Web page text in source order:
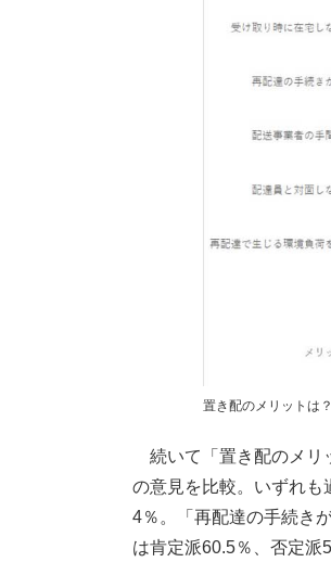
置き配のメリットは
続いて「置き配のメリ
の意見を比較。いずれも
4％。「再配達の手続き
は肯定派60.5％、否定派